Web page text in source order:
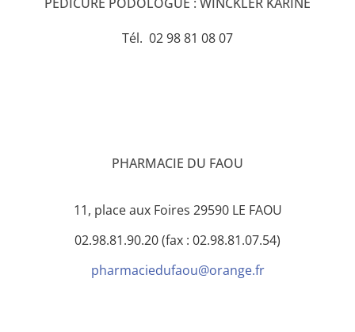
Tél. 02 98 81 08 07
PHARMACIE DU FAOU
11, place aux Foires 29590 LE FAOU
02.98.81.90.20 (fax : 02.98.81.07.54)
pharmaciedufaou@orange.fr